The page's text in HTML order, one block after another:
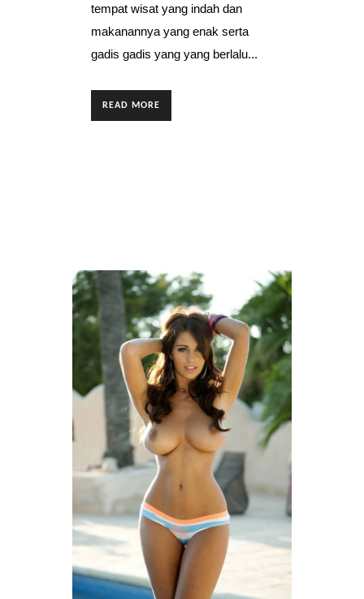
tempat wisat yang indah dan
makanannya yang enak serta
gadis gadis yang yang berlalu...
READ MORE